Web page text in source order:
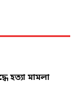
হত্যা মামলা